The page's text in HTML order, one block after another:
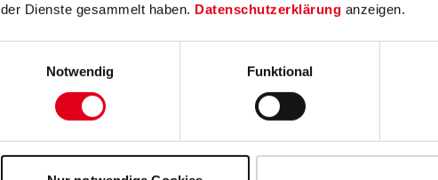
der Dienste gesammelt haben. Datenschutzerklärung anzeigen.
Notwendig
Funktional